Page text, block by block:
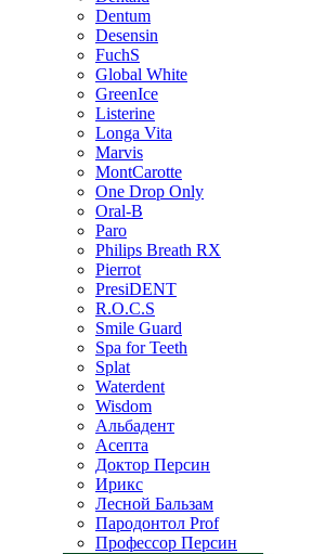
Dentum
Desensin
FuchS
Global White
GreenIce
Listerine
Longa Vita
Marvis
MontCarotte
One Drop Only
Oral-B
Paro
Philips Breath RX
Pierrot
PresiDENT
R.O.C.S
Smile Guard
Spa for Teeth
Splat
Waterdent
Wisdom
Альбадент
Асепта
Доктор Персин
Ирикс
Лесной Бальзам
Пародонтол Prof
Профессор Персин